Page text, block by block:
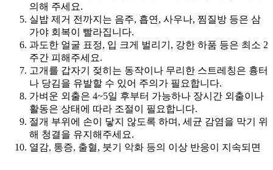
의해 주세요.
실밥 제거 전까지는 음주, 흡연, 사우나, 찜질방 등은 삼
가야 회복이 빨라집니다.
과도한 얼굴 표정, 입 크게 벌리기, 강한 하품 등은 최소 2
주간 피해주세요.
고개를 갑자기 젖히는 동작이나 무리한 스트레칭은 흉터
나 당김을 유발할 수 있어 주의가 필요합니다.
가벼운 외출은 4~5일 후부터 가능하나 장시간 외출이나
활동은 상태에 따라 조절이 필요합니다.
절개 부위에 손이 닿지 않도록 하며, 세균 감염을 막기 위
해 청결을 유지해주세요.
열감, 통증, 출혈, 붓기 악화 등의 이상 반응이 지속되면
YONSEI PLUS +